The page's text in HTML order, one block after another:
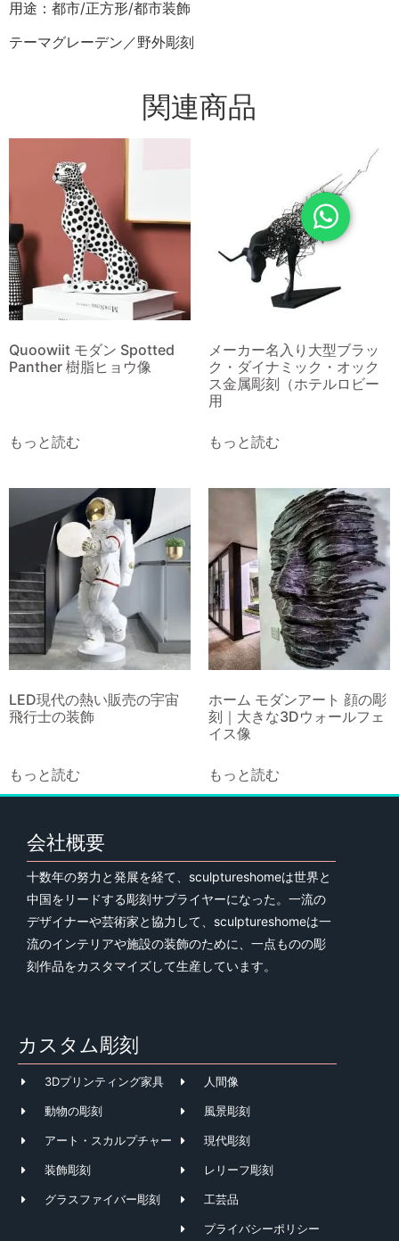
用途：都市/正方形/都市装飾
テーマグレーデン／野外彫刻
関連商品
Quoowiit モダン Spotted
Panther 樹脂ヒョウ像
もっと読む
メーカー名入り大型ブラッ
ク・ダイナミック・オック
ス金属彫刻（ホテルロビー
用
もっと読む
LED現代の熱い販売の宇宙
飛行士の装飾
もっと読む
ホーム モダンアート 顔の彫
刻｜大きな3Dウォールフェ
イス像
もっと読む
会社概要
十数年の努力と発展を経て、sculptureshomeは世界と
中国をリードする彫刻サプライヤーになった。一流の
デザイナーや芸術家と協力して、sculptureshomeは一
流のインテリアや施設の装飾のために、一点ものの彫
刻作品をカスタマイズして生産しています。
カスタム彫刻
3Dプリンティング家具
動物の彫刻
アート・スカルプチャー
装飾彫刻
グラスファイバー彫刻
人間像
風景彫刻
現代彫刻
レリーフ彫刻
工芸品
プライバシーポリシー